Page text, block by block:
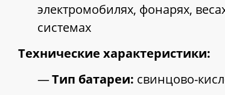
электромобилях, фонарях,
системах
Технические характеристики:
Тип батареи: свинцово-